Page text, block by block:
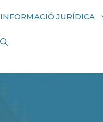
INFORMACIÓ JURÍDICA